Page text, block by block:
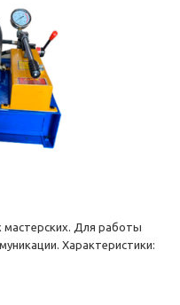
Для работы
Характеристики: